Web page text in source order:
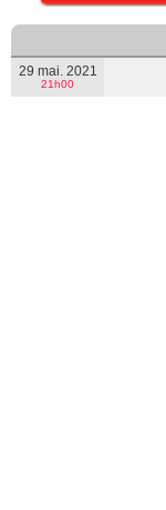
29 mai. 2021
21h00